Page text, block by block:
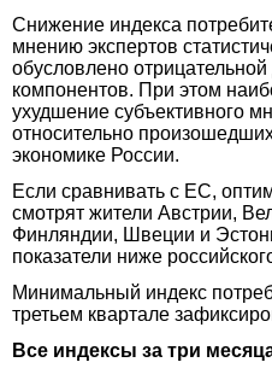
Снижение индекса
мнению экспертов
обусловлено
компонентов. При этом
ухудшение субъективного
относительно
экономике России.
Если сравнивать с ЕС,
смотрят жители Австрии,
Финляндии, Швеции и
показатели ниже
Минимальный индекс
третьем квартале
Все индексы за три